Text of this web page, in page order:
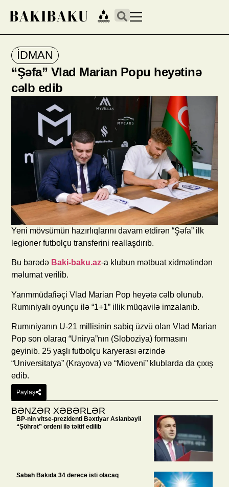
İDMAN
“Şəfa” Vlad Marian Popu heyətinə
cəlb edib
Yeni mövsümün hazırlıqlarını davam etdirən “Şəfa” ilk
legioner futbolçu transferini reallaşdırıb.
Bu barədə Baki-baku.az-a klubun mətbuat xidmətindən
məlumat verilib.
Yarımmüdafiəçi Vlad Marian Pop heyətə cəlb olunub.
Rumıniyalı oyunçu ilə “1+1” illik müqavilə imzalanıb.
Rumıniyanın U-21 millisinin sabiq üzvü olan Vlad Marian
Pop son olaraq “Unirya”nın (Sloboziya) formasını
geyinib. 25 yaşlı futbolçu karyerası ərzində
“Universitatya” (Krayova) və “Mioveni” klublarda da çıxış
edib.
Paylaş
BƏNZƏR XƏBƏRLƏR
BP-nin vitse-prezidenti Bəxtiyar Aslanbəyli
“Şöhrət” ordeni ilə təltif edilib
Sabah Bakıda 34 dərəcə isti olacaq